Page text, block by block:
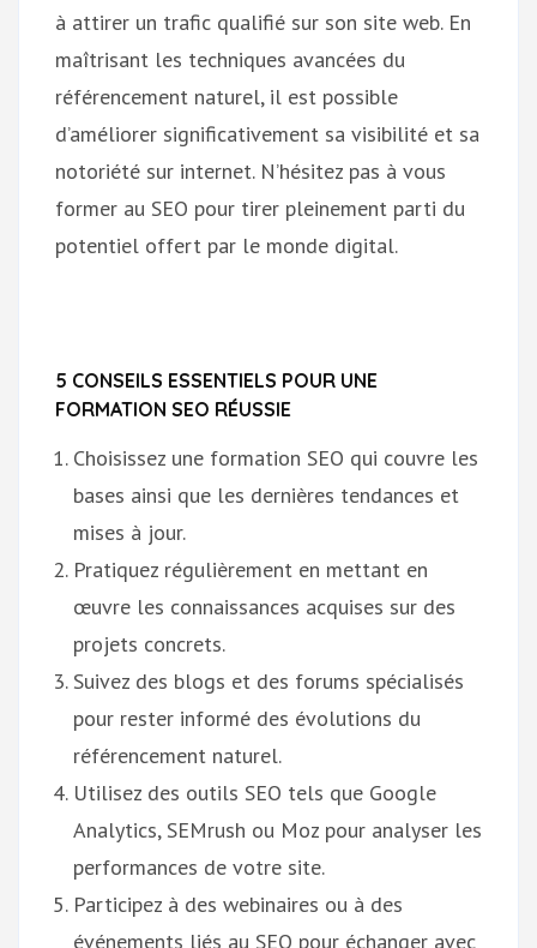
à attirer un trafic qualifié sur son site web. En
maîtrisant les techniques avancées du
référencement naturel, il est possible
d’améliorer significativement sa visibilité et sa
notoriété sur internet. N’hésitez pas à vous
former au SEO pour tirer pleinement parti du
potentiel offert par le monde digital.
5 CONSEILS ESSENTIELS POUR UNE
FORMATION SEO RÉUSSIE
Choisissez une formation SEO qui couvre les
bases ainsi que les dernières tendances et
mises à jour.
Pratiquez régulièrement en mettant en
œuvre les connaissances acquises sur des
projets concrets.
Suivez des blogs et des forums spécialisés
pour rester informé des évolutions du
référencement naturel.
Utilisez des outils SEO tels que Google
Analytics, SEMrush ou Moz pour analyser les
performances de votre site.
Participez à des webinaires ou à des
événements liés au SEO pour échanger avec